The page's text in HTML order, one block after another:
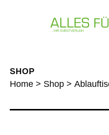
SHOP
Home > Shop >